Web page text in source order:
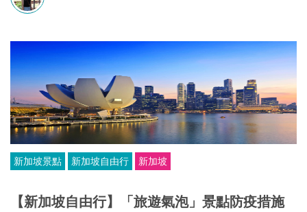
新加坡景點 新加坡自由行 新加坡
【新加坡自由行】「旅遊氣泡」景點防疫措施